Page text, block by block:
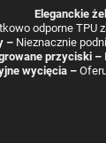
Eleganckie
odporne TPU
– Nieznacznie
przyciski –
wycięcia–